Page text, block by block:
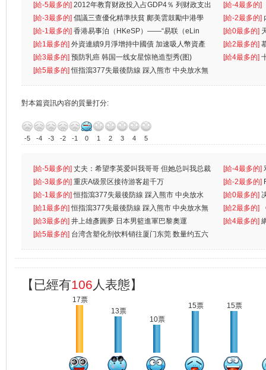
[給-5最多的] 2012年教育财政投入占GDP4％ 列财政支出
首位
[給-4最多的]
一
[給-3最多的] 倡議三查優化精準扶貧 鄺美雲鼓勵中港學
生
[給-2最多的]
人
[給-1最多的] 香港易事泊（HKeSP）——“易联（eLin
k）”项目
[給0最多的]
[給1最多的] 外資連續9月淨增持中國債 加速吸人幣資產 [給2最多的]
[給3最多的] 预防乳癌 韩国一线女星惊艳造型秀(图) [給4最多的]
[給5最多的]恒指瀉377失最後防線 踩入熊市 中央放水無
對本篇資訊內容的質量打分:
-5 -4 -3 -2 -1 0 1 2 3 4 5
[給-5最多的] 丈夫：希望李英爱叫我哥哥 但她总叫我总裁
先
[給-4最多的]
离
[給-3最多的] 重庆A级景区接待游客超千万 [給-2最多的]
[給-1最多的]恒指瀉377失最後防線 踩入熊市 中央放水
無
[給0最多的]
[給1最多的]恒指瀉377失最後防線 踩入熊市 中央放水無 [給2最多的]
[給3最多的] 井上雄彥圓夢 日本男籃進軍巴黎奧運 [給4最多的]
[給5最多的] 台湾含塑化剂饮料销往厦门东莞 数量约五六
【已經有106 人表態】
17票
13票
10票
15票 15票